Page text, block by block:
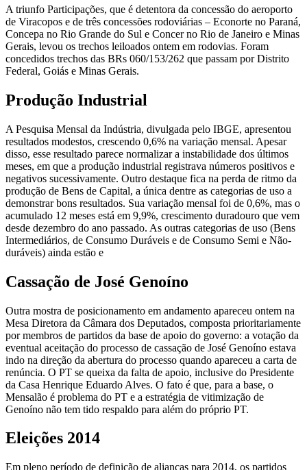
A triunfo Participações, que é detentora da concessão do aeroporto
de Viracopos e de três concessões rodoviárias – Econorte no Paraná,
Concepa no Rio Grande do Sul e Concer no Rio de Janeiro e Minas
Gerais, levou os trechos leiloados ontem em rodovias. Foram
concedidos trechos das BRs 060/153/262 que passam por Distrito
Federal, Goiás e Minas Gerais.
Produção Industrial
A Pesquisa Mensal da Indústria, divulgada pelo IBGE, apresentou
resultados modestos, crescendo 0,6% na variação mensal. Apesar
disso, esse resultado parece normalizar a instabilidade dos últimos
meses, em que a produção industrial registrava números positivos e
negativos sucessivamente. Outro destaque fica na perda de ritmo da
produção de Bens de Capital, a única dentre as categorias de uso a
demonstrar bons resultados. Sua variação mensal foi de 0,6%, mas o
acumulado 12 meses está em 9,9%, crescimento duradouro que vem
desde dezembro do ano passado. As outras categorias de uso (Bens
Intermediários, de Consumo Duráveis e de Consumo Semi e Não-
duráveis) ainda estão e
Cassação de José Genoíno
Outra mostra de posicionamento em andamento apareceu ontem na
Mesa Diretora da Câmara dos Deputados, composta prioritariamente
por membros de partidos da base de apoio do governo: a votação da
eventual aceitação do processo de cassação de José Genoíno estava
indo na direção da abertura do processo quando apareceu a carta de
renúncia. O PT se queixa da falta de apoio, inclusive do Presidente
da Casa Henrique Eduardo Alves. O fato é que, para a base, o
Mensalão é problema do PT e a estratégia de vitimização de
Genoíno não tem tido respaldo para além do próprio PT.
Eleições 2014
Em pleno período de definição de alianças para 2014, os partidos